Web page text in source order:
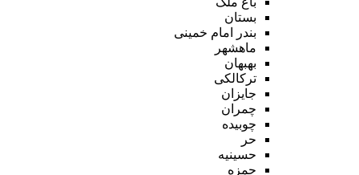
بستان
بندر امام خمینی
ماهشهر
بهبهان
ترکالکی
جایزان
چمران
چوبیده
حر
حسینیه
حمزه